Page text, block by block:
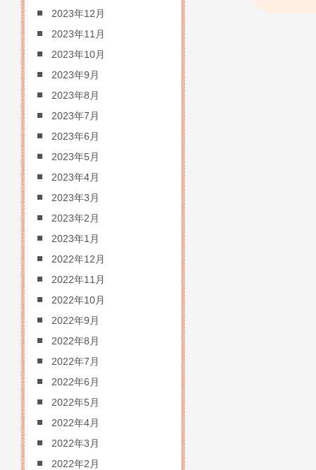
2023年12月
2023年11月
2023年10月
2023年9月
2023年8月
2023年7月
2023年6月
2023年5月
2023年4月
2023年3月
2023年2月
2023年1月
2022年12月
2022年11月
2022年10月
2022年9月
2022年8月
2022年7月
2022年6月
2022年5月
2022年4月
2022年3月
2022年2月